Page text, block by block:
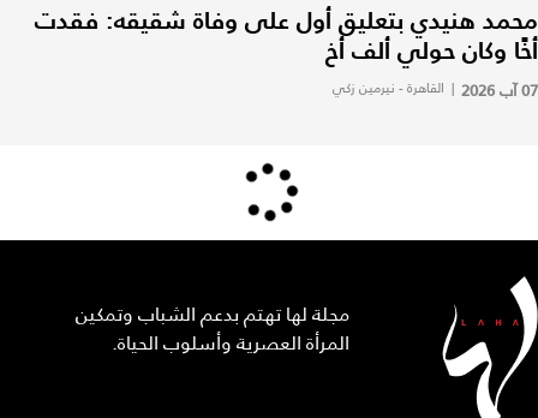
محمد هنيدي بتعليق أول على وفاة شقيقه: فقدت
أخًا وكان حولي ألف أخ
07 آب 2026 | القاهرة - نيرمين زكي
مجلة لها تهتم بدعم الشباب وتمكين
المرأة العصرية وأسلوب الحياة.